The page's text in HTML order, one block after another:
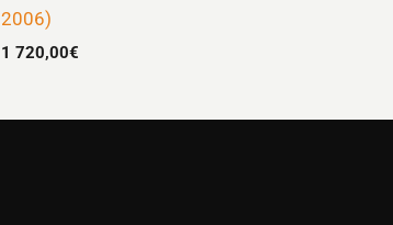
2006)
1 720,00€